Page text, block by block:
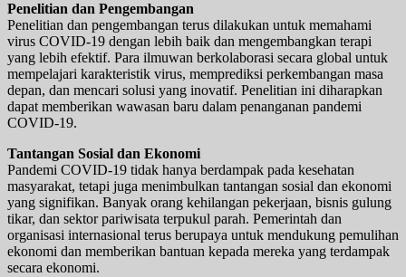
Penelitian dan Pengembangan
Penelitian dan pengembangan terus dilakukan untuk memahami
virus COVID-19 dengan lebih baik dan mengembangkan terapi
yang lebih efektif. Para ilmuwan berkolaborasi secara global untuk
mempelajari karakteristik virus, memprediksi perkembangan masa
depan, dan mencari solusi yang inovatif. Penelitian ini diharapkan
dapat memberikan wawasan baru dalam penanganan pandemi
COVID-19.
Tantangan Sosial dan Ekonomi
Pandemi COVID-19 tidak hanya berdampak pada kesehatan
masyarakat, tetapi juga menimbulkan tantangan sosial dan ekonomi
yang signifikan. Banyak orang kehilangan pekerjaan, bisnis gulung
tikar, dan sektor pariwisata terpukul parah. Pemerintah dan
organisasi internasional terus berupaya untuk mendukung pemulihan
ekonomi dan memberikan bantuan kepada mereka yang terdampak
secara ekonomi.